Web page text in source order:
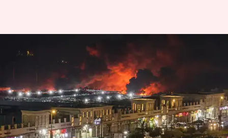
अमेरिका का ईरान पर भीषण हमला,
बुशहर-चाबहार समेत कई शहरों में
धमाके; 3 की मौत
लेखन आबिद खान Jul 09, 2026 11:27 am
क्या है खबर?